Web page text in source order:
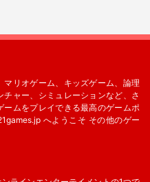
リオゲーム、キッズゲーム、論理
ャー、シミュレーションなど、さ
ームをプレイできる最高のゲームポ
へようこそ その他のゲー